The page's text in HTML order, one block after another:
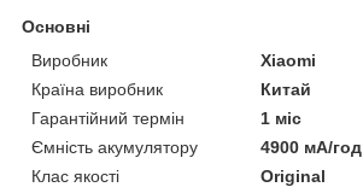
Основні
Виробник
Xiaomi
Країна виробник
Китай
Гарантійний термін
1 міс
Ємність акумулятору
4900 мА/год
Клас якості
Original